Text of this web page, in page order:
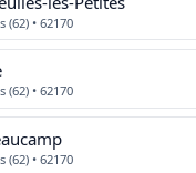
(62) • 62170
(62) • 62170
(62) • 62170